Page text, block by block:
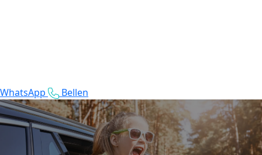
WhatsApp Bellen